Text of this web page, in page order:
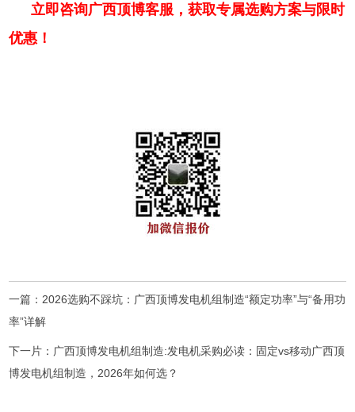
立即咨询广西顶博客服，获取专属选购方案与限时
优惠！
一篇： 2026选购不踩坑：广西顶博发电机组制造“额定功率”与“备用功
率”详解
下一片： 广西顶博发电机组制造:发电机采购必读：固定vs移动广西顶
博发电机组制造，2026年如何选？